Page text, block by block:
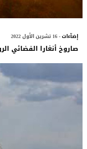
إضآءات- 16 تشرين الأول 2022
صاروخ أنغارا الفضائي